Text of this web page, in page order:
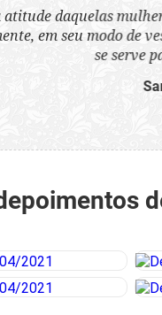
mulheres que,
modo de vestir,
se serve para
Santo Cura